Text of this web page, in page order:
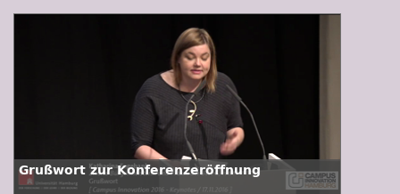
Grußwort zur Konferenzeröffnung